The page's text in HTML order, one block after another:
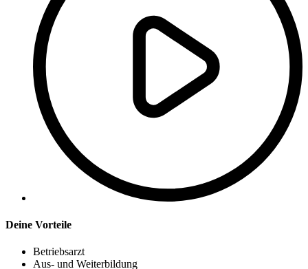
Deine Vorteile
Betriebsarzt
Aus- und Weiterbildung